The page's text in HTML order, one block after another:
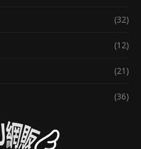
(32)
(12)
(21)
(36)